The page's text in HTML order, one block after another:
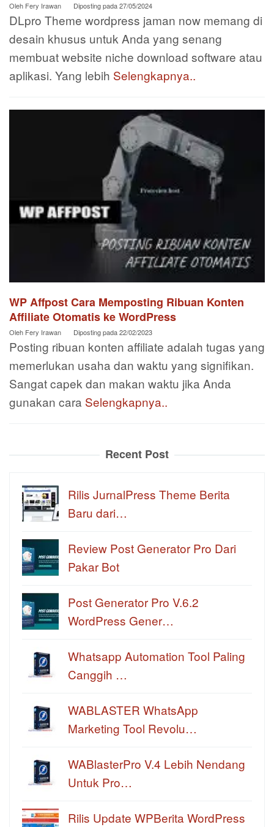
Oleh Fery Irawan Diposting pada27/05/2024
DLpro Theme wordpress jaman now memang di
desain khusus untuk Anda yang senang
membuat website niche download software atau
aplikasi. Yang lebih Selengkapnya..
WP Affpost Cara Memposting Ribuan Konten
Affiliate Otomatis ke WordPress
Oleh Fery Irawan Diposting pada22/02/2023
Posting ribuan konten affiliate adalah tugas yang
memerlukan usaha dan waktu yang signifikan.
Sangat capek dan makan waktu jika Anda
gunakan cara Selengkapnya..
Recent Post
Rilis JurnalPress Theme Berita
Baru dari…
Review Post Generator Pro Dari
Pakar Bot
Post Generator Pro V.6.2
WordPress Gener…
Whatsapp Automation Tool Paling
Canggih …
WABLASTER WhatsApp
Marketing Tool Revolu…
WABlasterPro V.4 Lebih Nendang
Untuk Pro…
Rilis Update WPBerita WordPress